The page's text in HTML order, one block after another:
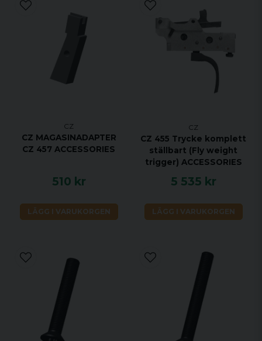
CZ
CZ MAGASINADAPTER
CZ 457 ACCESSORIES
510 kr
LÄGG I VARUKORGEN
CZ
CZ 455 Trycke komplett
ställbart (Fly weight
trigger) ACCESSORIES
5 535 kr
LÄGG I VARUKORGEN